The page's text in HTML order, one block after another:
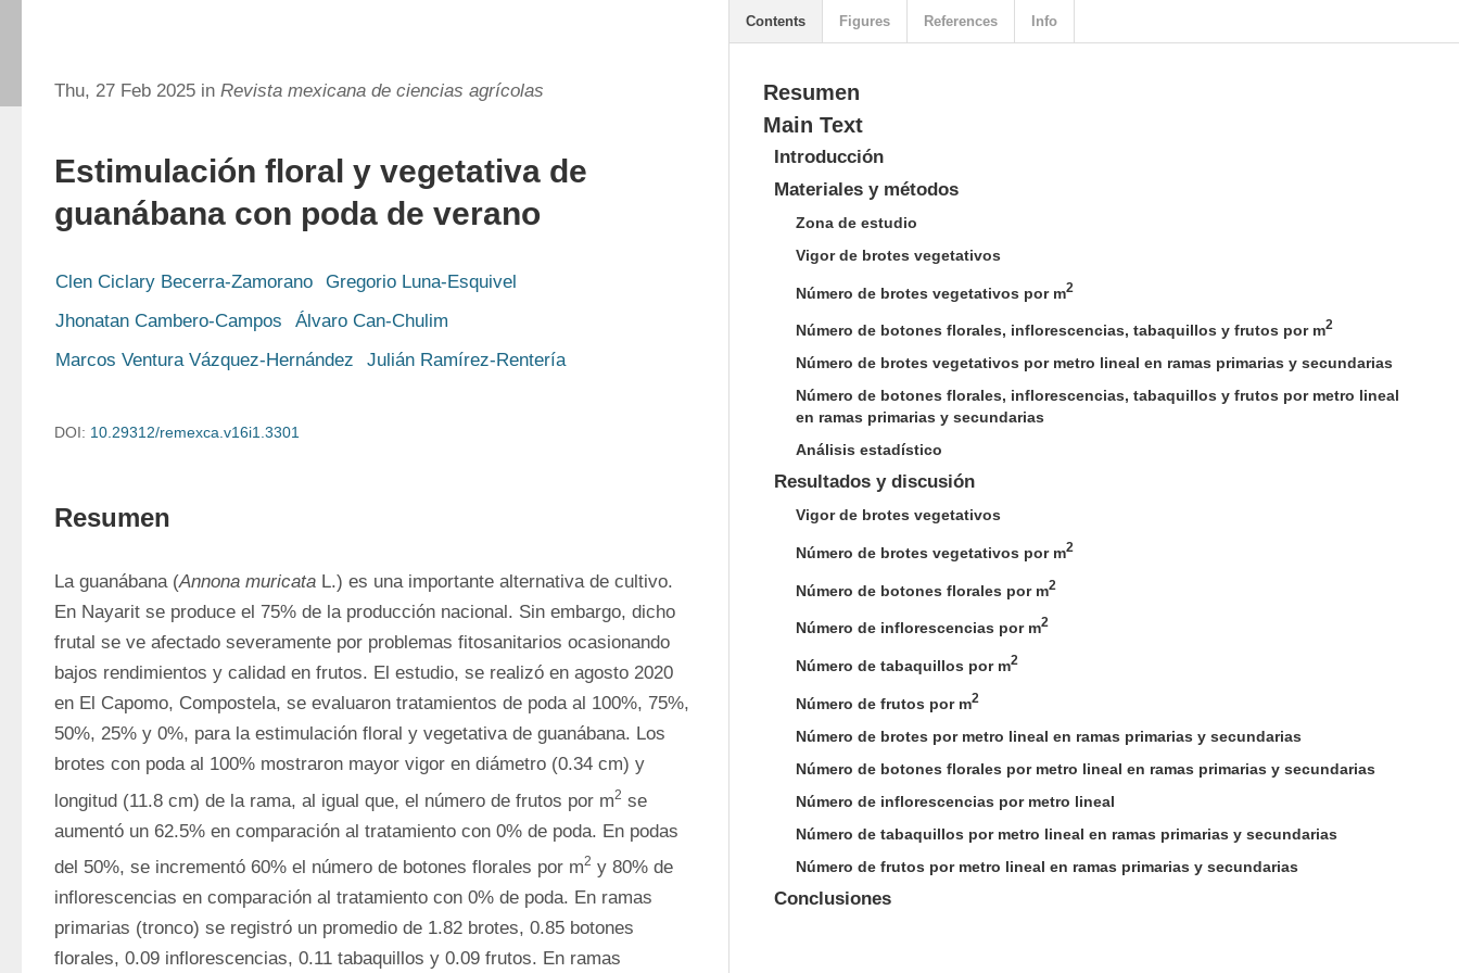
Thu, 27 Feb 2025 in Revista mexicana de ciencias agrícolas
Estimulación floral y vegetativa de
guanábana con poda de verano
Clen Ciclary Becerra-Zamorano
Gregorio Luna-Esquivel
Jhonatan Cambero-Campos
Álvaro Can-Chulim
Marcos Ventura Vázquez-Hernández
Julián Ramírez-Rentería
DOI: 10.29312/remexca.v16i1.3301
Resumen
La guanábana (Annona muricata L.) es una importante alternativa de cultivo.
En Nayarit se produce el 75% de la producción nacional. Sin embargo, dicho
frutal se ve afectado severamente por problemas fitosanitarios ocasionando
bajos rendimientos y calidad en frutos. El estudio, se realizó en agosto 2020
en El Capomo, Compostela, se evaluaron tratamientos de poda al 100%, 75%,
50%, 25% y 0%, para la estimulación floral y vegetativa de guanábana. Los
brotes con poda al 100% mostraron mayor vigor en diámetro (0.34 cm) y
longitud (11.8 cm) de la rama, al igual que, el número de frutos por m2 se
aumentó un 62.5% en comparación al tratamiento con 0% de poda. En podas
del 50%, se incrementó 60% el número de botones florales por m2 y 80% de
inflorescencias en comparación al tratamiento con 0% de poda. En ramas
primarias (tronco) se registró un promedio de 1.82 brotes, 0.85 botones
florales, 0.09 inflorescencias, 0.11 tabaquillos y 0.09 frutos. En ramas
Resumen
Main Text
Introducción
Materiales y métodos
Zona de estudio
Vigor de brotes vegetativos
Número de brotes vegetativos por m2
Número de botones florales, inflorescencias, tabaquillos y frutos por m2
Número de brotes vegetativos por metro lineal en ramas primarias y secundarias
Número de botones florales, inflorescencias, tabaquillos y frutos por metro lineal
en ramas primarias y secundarias
Análisis estadístico
Resultados y discusión
Vigor de brotes vegetativos
Número de brotes vegetativos por m2
Número de botones florales por m2
Número de inflorescencias por m2
Número de tabaquillos por m2
Número de frutos por m2
Número de brotes por metro lineal en ramas primarias y secundarias
Número de botones florales por metro lineal en ramas primarias y secundarias
Número de inflorescencias por metro lineal
Número de tabaquillos por metro lineal en ramas primarias y secundarias
Número de frutos por metro lineal en ramas primarias y secundarias
Conclusiones
Contents Figures References Info